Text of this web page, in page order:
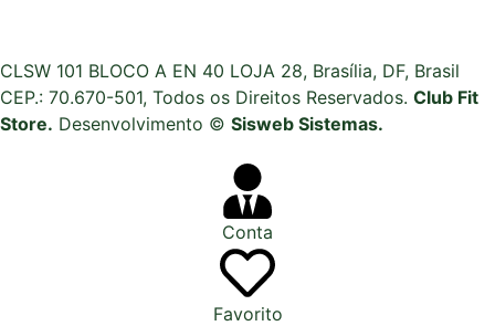
CLSW 101 BLOCO A EN 40 LOJA 28, Brasília, DF, Brasil
CEP.: 70.670-501, Todos os Direitos Reservados. Club Fit
Store. Desenvolvimento © Sisweb Sistemas.
Conta
Favorito